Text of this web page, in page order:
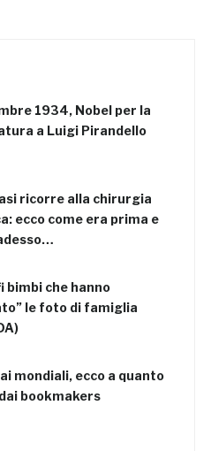
1934, Nobel per la
a Luigi Pirandello
ricorre alla chirurgia
ecco come era prima e
bimbi che hanno
le foto di famiglia
ai mondiali, ecco a quanto
bookmakers